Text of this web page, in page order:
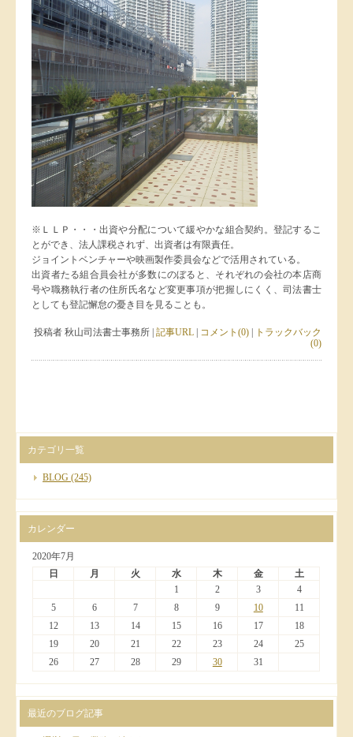
※ＬＬＰ・・・出資や分配について緩やかな組合契約。登記するこ
とができ、法人課税されず、出資者は有限責任。
ジョイントベンチャーや映画製作委員会などで活用されている。
出資者たる組合員会社が多数にのぼると、それぞれの会社の本店商
号や職務執行者の住所氏名など変更事項が把握しにくく、司法書士
としても登記懈怠の憂き目を見ることも。
投稿者 秋山司法書士事務所 | 記事URL コメント(0)
トラックバック
(0)
カテゴリ一覧
BLOG (245)
カレンダー
2020年7月
日
月 火 水 木 金
土
1
2 3
4
5
6 7 8 9 10
11
12
13 14 15 16 17
18
19
20 21 22 23 24
25
26
27 28 29 30 31
最近のブログ記事